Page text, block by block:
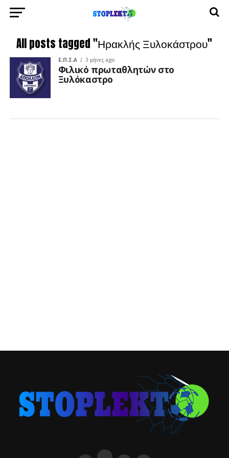
All posts tagged "Ηρακλής Ξυλοκάστρου"
Ε.Π.Σ.Α 3 μήνες ago
Φιλικό πρωταθλητών στο
Ξυλόκαστρο